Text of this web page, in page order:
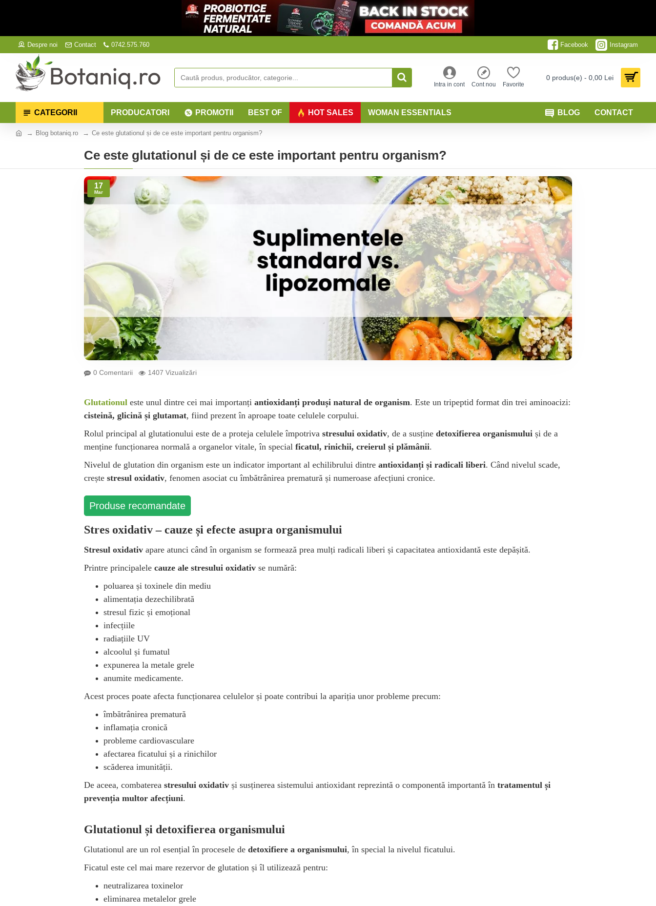
Despre noi Contact 0742.575.760 Facebook Instagram
Intra in cont Cont nou Favorite
0 produs(e) - 0,00 Lei
CATEGORII PRODUCATORI PROMOTII BEST OF HOT SALES WOMAN ESSENTIALS BLOG CONTACT
Blog botaniq.ro Ce este glutationul și de ce este important pentru organism?
Ce este glutationul și de ce este important pentru organism?
17
Mar
0 Comentarii 1407 Vizualizări
Glutationul este unul dintre cei mai importanți antioxidanți produși natural de organism. Este un tripeptid format din trei aminoacizi:
cisteină, glicină și glutamat, fiind prezent în aproape toate celulele corpului.
Rolul principal al glutationului este de a proteja celulele împotriva stresului oxidativ, de a susține detoxifierea organismului și de a
menține funcționarea normală a organelor vitale, în special ficatul, rinichii, creierul și plămânii.
Nivelul de glutation din organism este un indicator important al echilibrului dintre antioxidanți și radicali liberi. Când nivelul scade,
crește stresul oxidativ, fenomen asociat cu îmbătrânirea prematură și numeroase afecțiuni cronice.
Produse recomandate
Stres oxidativ – cauze și efecte asupra organismului
Stresul oxidativ apare atunci când în organism se formează prea mulți radicali liberi și capacitatea antioxidantă este depășită.
Printre principalele cauze ale stresului oxidativ se numără:
poluarea și toxinele din mediu
alimentația dezechilibrată
stresul fizic și emoțional
infecțiile
radiațiile UV
alcoolul și fumatul
expunerea la metale grele
anumite medicamente.
Acest proces poate afecta funcționarea celulelor și poate contribui la apariția unor probleme precum:
îmbătrânirea prematură
inflamația cronică
probleme cardiovasculare
afectarea ficatului și a rinichilor
scăderea imunității.
De aceea, combaterea stresului oxidativ și susținerea sistemului antioxidant reprezintă o componentă importantă în tratamentul și
prevenția multor afecțiuni.
Glutationul și detoxifierea organismului
Glutationul are un rol esențial în procesele de detoxifiere a organismului, în special la nivelul ficatului.
Ficatul este cel mai mare rezervor de glutation și îl utilizează pentru:
neutralizarea toxinelor
eliminarea metalelor grele